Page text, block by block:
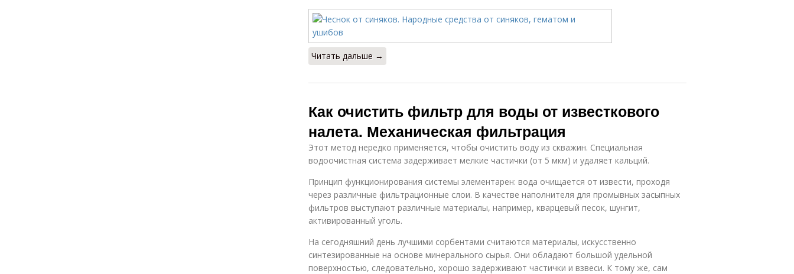
Читать дальше →
Как очистить фильтр для воды от известкового
налета. Механическая фильтрация
Этот метод нередко применяется, чтобы очистить воду из скважин. Специальная
водоочистная система задерживает мелкие частички (от 5 мкм) и удаляет кальций.
Принцип функционирования системы элементарен: вода очищается от извести, проходя
через различные фильтрационные слои. В качестве наполнителя для промывных засыпных
фильтров выступают различные материалы, например, кварцевый песок, шунгит,
активированный уголь.
На сегодняшний день лучшими сорбентами считаются материалы, искусственно
синтезированные на основе минерального сырья. Они обладают большой удельной
поверхностью, следовательно, хорошо задерживают частички и взвеси. К тому же, сам